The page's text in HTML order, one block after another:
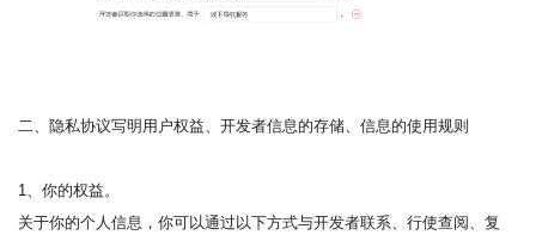
二、隐私协议写明用户权益、开发者信息的存储、信息的使用规则
1、你的权益。
关于你的个人信息，你可以通过以下方式与开发者联系、行使查阅、复